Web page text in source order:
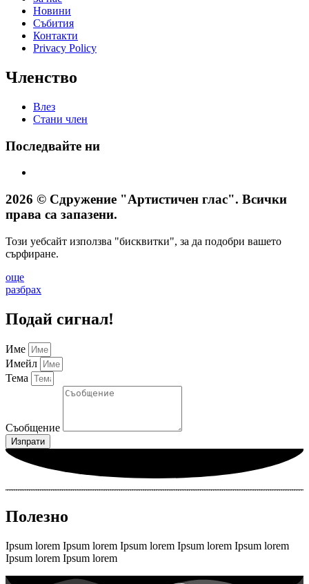
Новини
Събития
Контакти
Privacy Policy
Членство
Влез
Стани член
Последвайте ни
2026 © Сдружение "Артистичен глас". Всички
права са запазени.
Този уебсайт използва "бисквитки", за да подобри вашето
сърфиране.
още
разбрах
Подай сигнал!
Име
Имейл
Тема
Съобщение
Изпрати
Полезно
Ipsum lorem Ipsum lorem Ipsum lorem Ipsum lorem Ipsum lorem
Ipsum lorem Ipsum lorem